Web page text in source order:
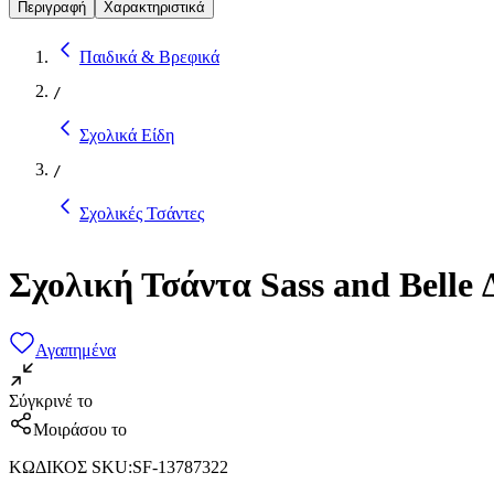
Περιγραφή Χαρακτηριστικά
Παιδικά & Βρεφικά
/
Σχολικά Είδη
/
Σχολικές Τσάντες
Σχολική Τσάντα Sass and Belle
Αγαπημένα
Σύγκρινέ το
Μοιράσου το
ΚΩΔΙΚΟΣ SKU:SF-13787322